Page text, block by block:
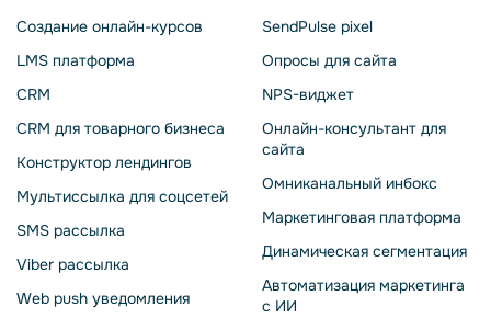
Создание онлайн-курсов
LMS платформа
CRM
CRM для товарного бизнеса
Конструктор лендингов
Мультиссылка для соцсетей
SMS рассылка
Viber рассылка
Web push уведомления
SendPulse pixel
Опросы для сайта
NPS-виджет
Онлайн-консультант для
сайта
Омниканальный инбокс
Маркетинговая платформа
Динамическая сегментация
Автоматизация маркетинга
с ИИ